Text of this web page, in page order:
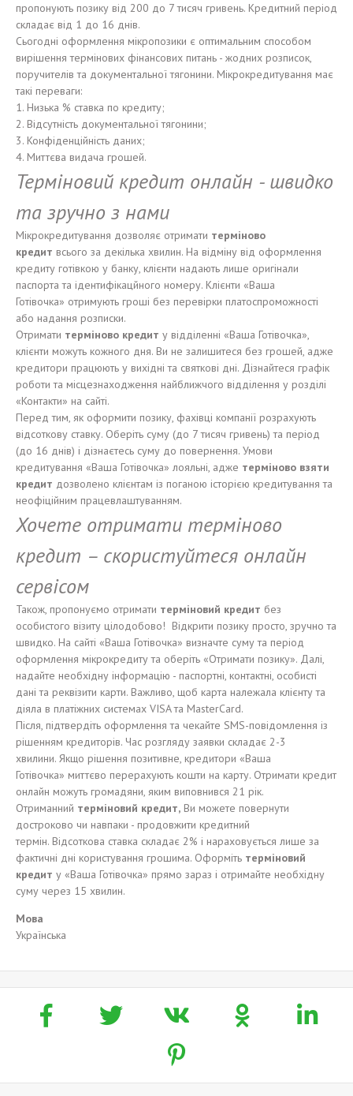
пропонують позику від 200 до 7 тисяч гривень. Кредитний період
складає від 1 до 16 днів.
Сьогодні оформлення мікропозики є оптимальним способом
вирішення термінових фінансових питань - жодних розписок,
поручителів та документальної тягонини. Мікрокредитування має
такі переваги:
1. Низька % ставка по кредиту;
2. Відсутність документальної тягонини;
3. Конфіденційність даних;
4. Миттєва видача грошей.
Терміновий кредит онлайн - швидко
та зручно з нами
Мікрокредитування дозволяє отримати терміново
кредит всього за декілька хвилин. На відміну від оформлення
кредиту готівкою у банку, клієнти надають лише оригінали
паспорта та ідентифікацйного номеру. Клієнти «Ваша
Готівочка» отримують гроші без перевірки платоспроможності
або надання розписки.
Отримати терміново кредит у відділенні «Ваша Готівочка»,
клієнти можуть кожного дня. Ви не залишитеся без грошей, адже
кредитори працюють у вихідні та святкові дні. Дізнайтеся графік
роботи та місцезнаходження найближчого відділення у розділі
«Контакти» на сайті.
Перед тим, як оформити позику, фахівці компанії розрахують
відсоткову ставку. Оберіть суму (до 7 тисяч гривень) та період
(до 16 днів) і дізнаєтесь суму до повернення. Умови
кредитування «Ваша Готівочка» лояльні, адже терміново взяти
кредит дозволено клієнтам із поганою історією кредитування та
неофіційним працевлаштуванням.
Хочете отримати терміново
кредит – скористуйтеся онлайн
сервісом
Також, пропонуємо отримати терміновий кредит без
особистого візиту цілодобово! Відкрити позику просто, зручно та
швидко. На сайті «Ваша Готівочка» визначте суму та період
оформлення мікрокредиту та оберіть «Отримати позику». Далі,
надайте необхідну інформацію - паспортні, контактні, особисті
дані та реквізити карти. Важливо, щоб карта належала клієнту та
діяла в платіжних системах VISA та MasterCard.
Після, підтвердіть оформлення та чекайте SMS-повідомлення із
рішенням кредиторів. Час розгляду заявки складає 2-3
хвилини. Якщо рішення позитивне, кредитори «Ваша
Готівочка» миттєво перерахують кошти на карту. Отримати кредит
онлайн можуть громадяни, яким виповнився 21 рік.
Отриманний терміновий кредит, Ви можете повернути
достроково чи навпаки - продовжити кредитний
термін. Відсоткова ставка складає 2% і нараховується лише за
фактичні дні користування грошима. Оформіть терміновий
кредит у «Ваша Готівочка» прямо зараз і отримайте необхідну
суму через 15 хвилин.
Мова
Українська